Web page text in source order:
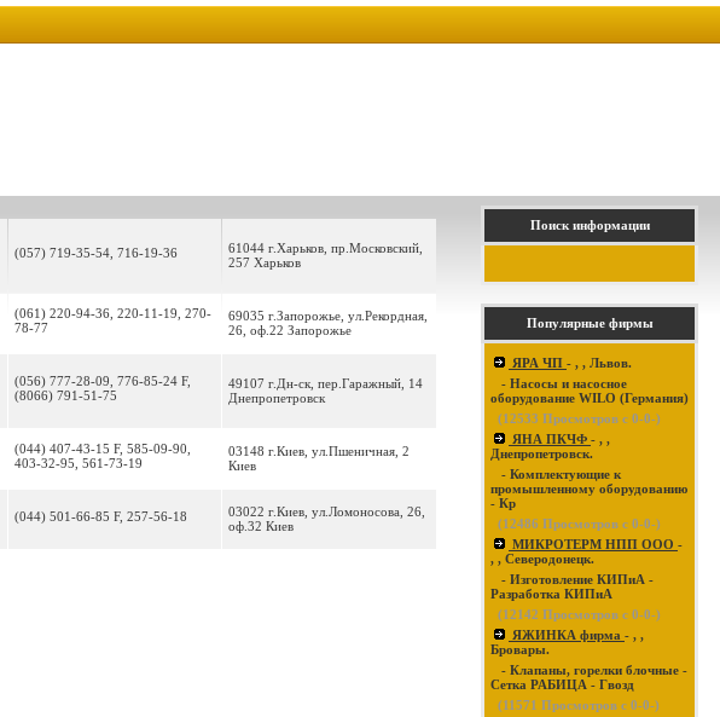
(057) 719-35-54, 716-19-36
61044 г.Харьков, пр.Московский,
257 Харьков
(061) 220-94-36, 220-11-19, 270-
78-77
69035 г.Запорожье, ул.Рекордная,
26, оф.22 Запорожье
(056) 777-28-09, 776-85-24 F,
(8066) 791-51-75
49107 г.Дн-ск, пер.Гаражный, 14
Днепропетровск
(044) 407-43-15 F, 585-09-90,
403-32-95, 561-73-19
03148 г.Киев, ул.Пшеничная, 2
Киев
(044) 501-66-85 F, 257-56-18
03022 г.Киев, ул.Ломоносова, 26,
оф.32 Киев
Поиск информации
Популярные фирмы
ЯРА ЧП - , , Львов.
- Насосы и насосное
оборудование WILO (Германия)
(12533 Просмотров с 0-0-)
ЯНА ПКЧФ - , ,
Днепропетровск.
- Комплектующие к
промышленному оборудованию
- Кр
(12486 Просмотров с 0-0-)
МИКРОТЕРМ НПП ООО -
, , Северодонецк.
- Изготовление КИПиА -
Разработка КИПиА
(12142 Просмотров с 0-0-)
ЯЖИНКА фирма - , ,
Бровары.
- Клапаны, горелки блочные -
Сетка РАБИЦА - Гвозд
(11571 Просмотров с 0-0-)